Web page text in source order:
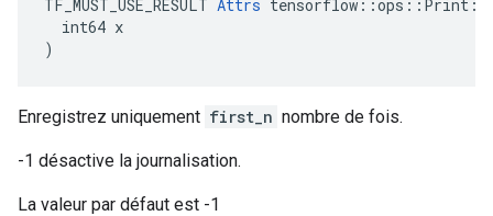
TF_MUST_USE_RESULT Attrs
  int64 x
)
Enregistrez uniquement first_n nombre de fois.
-1 désactive la journalisation.
La valeur par défaut est -1